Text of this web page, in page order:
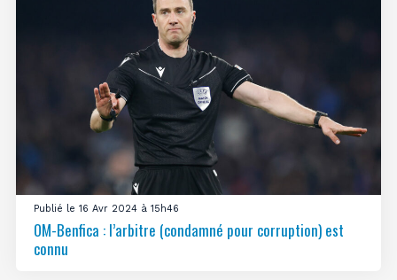
Publié le 16 Avr 2024 à 15h46
OM-Benfica : l’arbitre (condamné pour corruption) est
connu